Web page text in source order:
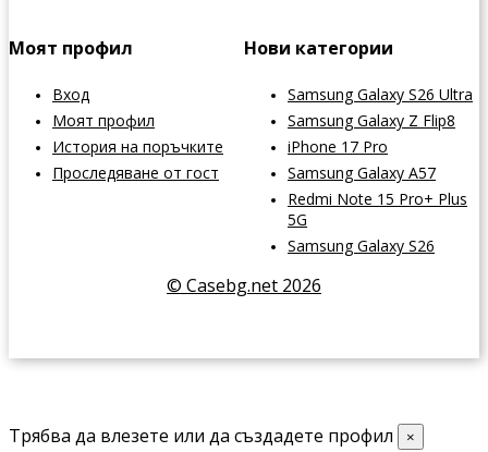
Моят профил
Вход
Моят профил
История на поръчките
Проследяване от гост
Нови категории
Samsung Galaxy S26 Ultra
Samsung Galaxy Z Flip8
iPhone 17 Pro
Samsung Galaxy A57
Redmi Note 15 Pro+ Plus
5G
Samsung Galaxy S26
© Casebg.net 2026
Трябва да влезете или да създадете профил ×